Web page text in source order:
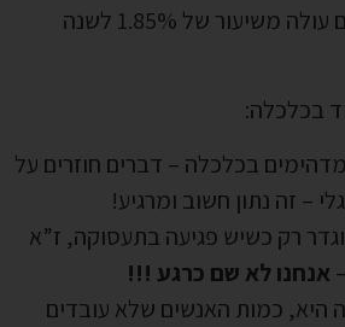
ריבית הפריים עולה משיעור של 1.85% לשנה
בכלכלה:
בכלכלה – דברים חוזרים על
– זה נתון חשוב ומרגיע!
רק כשיש פגיעה בתעסוקה, ז”א
אנחנו לא שם כרגע !!!
היא, כמות האנשים שלא עובדים